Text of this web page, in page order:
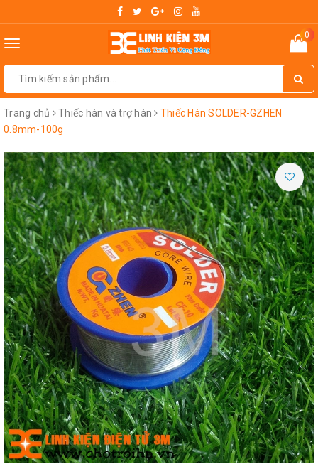
Toggle
0
Trang chủ Thiếc hàn và trợ hàn
Thiếc Hàn SOLDER-GZHEN
0.8mm-100g